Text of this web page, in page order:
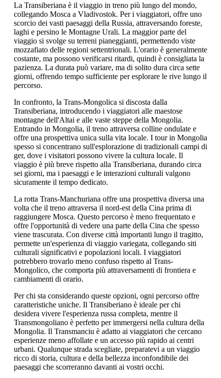
La Transiberiana è il viaggio in treno più lungo del mondo,
collegando Mosca a Vladivostok. Per i viaggiatori, offre uno
scorcio dei vasti paesaggi della Russia, attraversando foreste,
laghi e persino le Montagne Urali. La maggior parte del
viaggio si svolge su terreni pianeggianti, permettendo viste
mozzafiato delle regioni settentrionali. L'orario è generalmente
costante, ma possono verificarsi ritardi, quindi è consigliata la
pazienza. La durata può variare, ma di solito dura circa sette
giorni, offrendo tempo sufficiente per esplorare le rive lungo il
percorso.
In confronto, la Trans-Mongolica si discosta dalla
Transiberiana, introducendo i viaggiatori alle maestose
montagne dell'Altai e alle vaste steppe della Mongolia.
Entrando in Mongolia, il treno attraversa colline ondulate e
offre una prospettiva unica sulla vita locale. I tour in Mongolia
spesso si concentrano sull'esplorazione di tradizionali campi di
ger, dove i visitatori possono vivere la cultura locale. Il
viaggio è più breve rispetto alla Transiberiana, durando circa
sei giorni, ma i paesaggi e le interazioni culturali valgono
sicuramente il tempo dedicato.
La rotta Trans-Manchuriana offre una prospettiva diversa una
volta che il treno attraversa il nord-est della Cina prima di
raggiungere Mosca. Questo percorso è meno frequentato e
offre l'opportunità di vedere una parte della Cina che spesso
viene trascurata. Con diverse città importanti lungo il tragitto,
permette un'esperienza di viaggio variegata, collegando siti
culturali significativi e popolazioni locali. I viaggiatori
potrebbero trovarlo meno confuso rispetto al Trans-
Mongolico, che comporta più attraversamenti di frontiera e
cambiamenti di orario.
Per chi sta considerando queste opzioni, ogni percorso offre
caratteristiche uniche. Il Transiberiano è ideale per chi
desidera vivere l'esperienza russa completa, mentre il
Transmongoliano è perfetto per immergersi nella cultura della
Mongolia. Il Transmanciu è adatto ai viaggiatori che cercano
esperienze meno affollate e un accesso più rapido ai centri
urbani. Qualunque strada scegliate, preparatevi a un viaggio
ricco di storia, cultura e della bellezza inconfondibile dei
paesaggi che scorreranno davanti ai vostri occhi.